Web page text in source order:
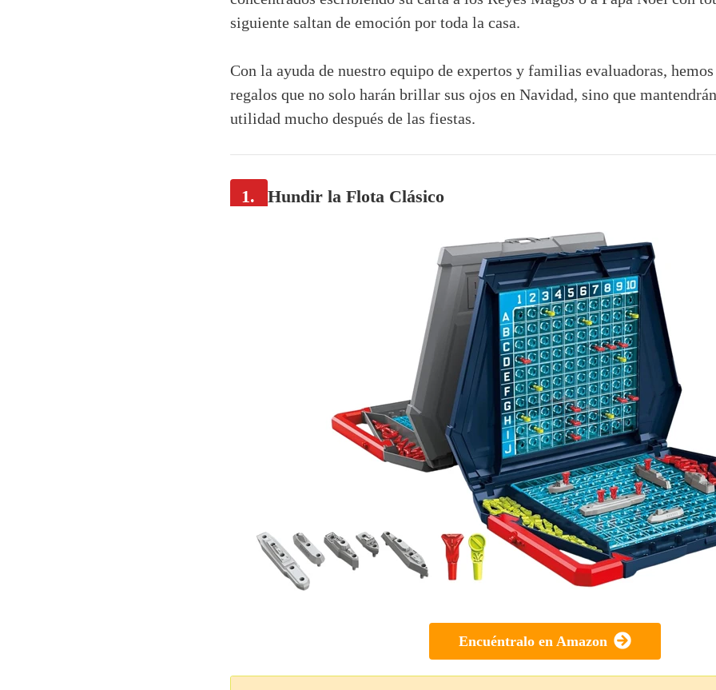
siguiente saltan de emoción por toda la casa.
Con la ayuda de nuestro equipo de expertos y familias evaluadoras,
regalos que no solo harán brillar sus ojos en Navidad, sino que
utilidad mucho después de las fiestas.
1. Hundir la Flota Clásico
Encuéntralo en Amazon